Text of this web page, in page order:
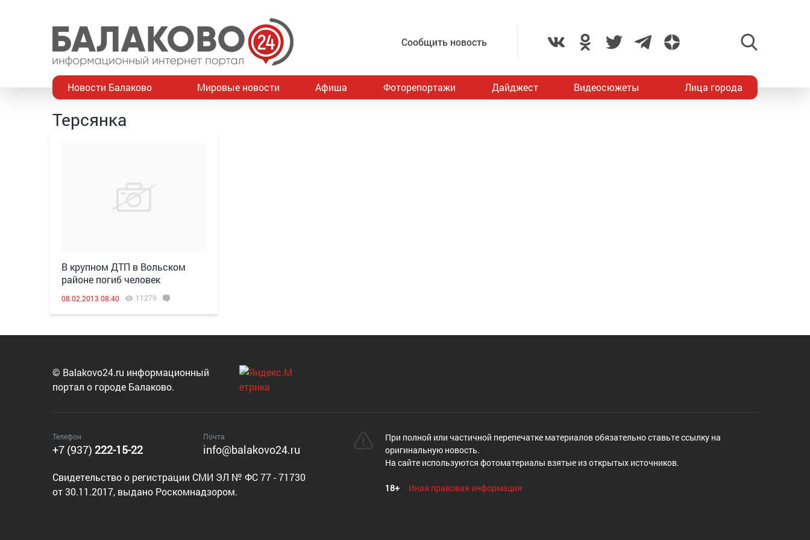
Сообщить новость
Новости Балаково Мировые новости Афиша Фоторепортажи Дайджест Видеосюжеты Лица города
Терсянка
В крупном ДТП в Вольском
районе погиб человек
08.02.2013 08:40 11279
© Balakovo24.ru информационный
портал о городе Балаково.
Телефон
+7 (937) 222-15-22
Почта
info@balakovo24.ru
Cвидетельство о регистрации СМИ ЭЛ № ФС 77 - 71730
от 30.11.2017, выдано Роскомнадзором.
При полной или частичной перепечатке материалов обязательно ставьте ссылку на
оригинальную новость.
На сайте используются фотоматериалы взятые из открытых источников.
18+ Иная правовая информация